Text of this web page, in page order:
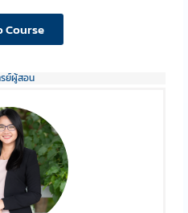
Course
รย์ผู้สอน